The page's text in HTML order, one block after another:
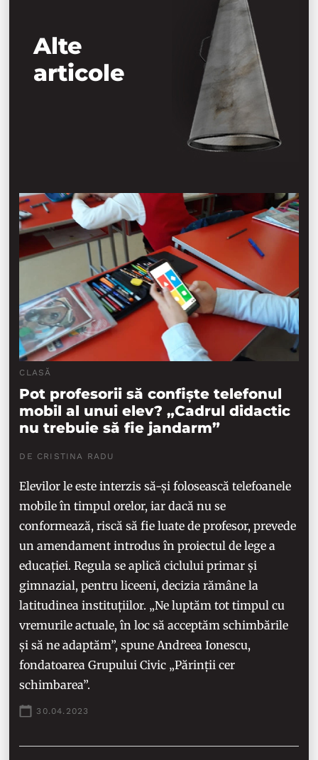
Alte
articole
CLASĂ
Pot profesorii să confiște telefonul
mobil al unui elev? „Cadrul didactic
nu trebuie să fie jandarm”
DE CRISTINA RADU
Elevilor le este interzis să-și folosească telefoanele
mobile în timpul orelor, iar dacă nu se
conformează, riscă să fie luate de profesor, prevede
un amendament introdus în proiectul de lege a
educației. Regula se aplică ciclului primar și
gimnazial, pentru liceeni, decizia rămâne la
latitudinea instituțiilor. „Ne luptăm tot timpul cu
vremurile actuale, în loc să acceptăm schimbările
și să ne adaptăm”, spune Andreea Ionescu,
fondatoarea Grupului Civic „Părinții cer
schimbarea”.
30.04.2023